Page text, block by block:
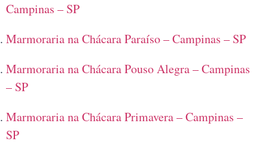
Campinas – SP
Marmoraria na Chácara Paraíso – Campinas – SP
Marmoraria na Chácara Pouso Alegra – Campinas
– SP
Marmoraria na Chácara Primavera – Campinas –
SP